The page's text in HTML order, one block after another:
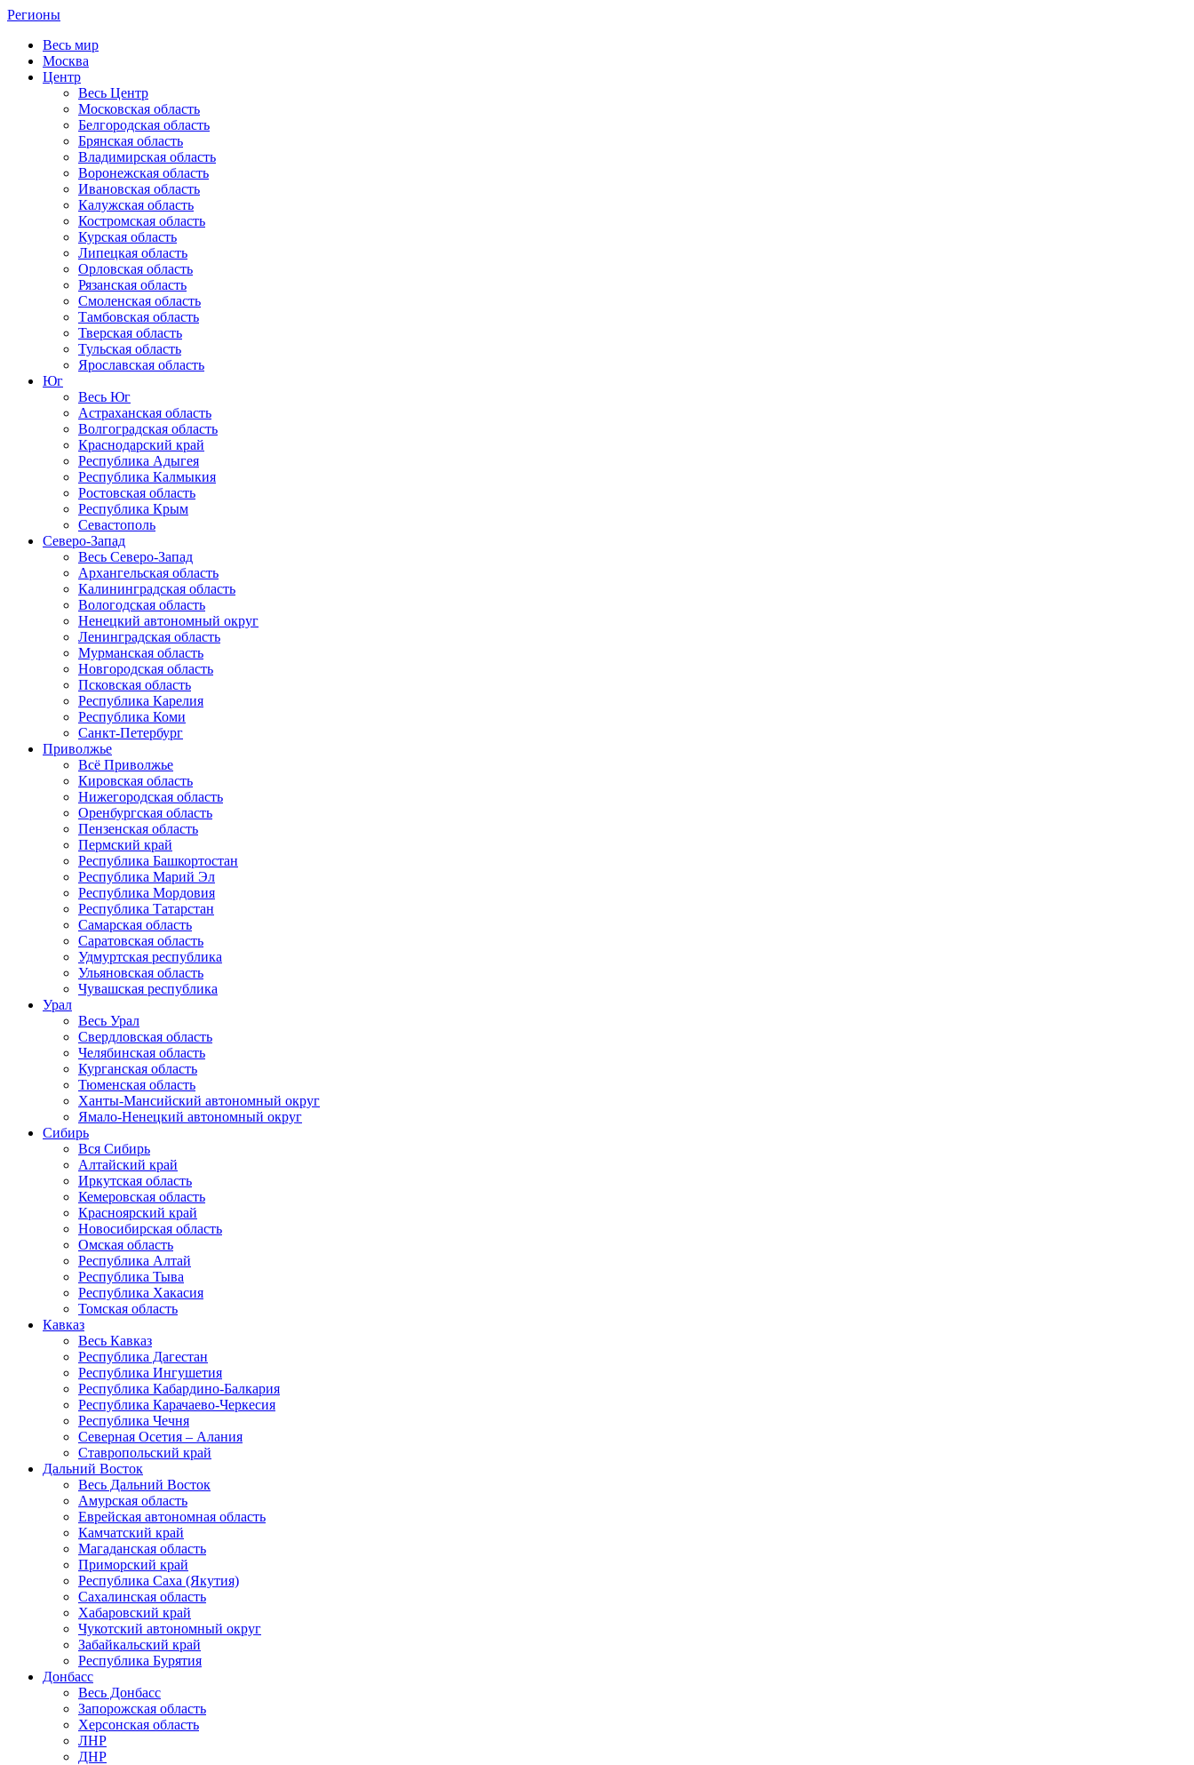
Регионы
Весь мир
Москва
Центр
Весь Центр
Московская область
Белгородская область
Брянская область
Владимирская область
Воронежская область
Ивановская область
Калужская область
Костромская область
Курская область
Липецкая область
Орловская область
Рязанская область
Смоленская область
Тамбовская область
Тверская область
Тульская область
Ярославская область
Юг
Весь Юг
Астраханская область
Волгоградская область
Краснодарский край
Республика Адыгея
Республика Калмыкия
Ростовская область
Республика Крым
Севастополь
Северо-Запад
Весь Северо-Запад
Архангельская область
Калининградская область
Вологодская область
Ненецкий автономный округ
Ленинградская область
Мурманская область
Новгородская область
Псковская область
Республика Карелия
Республика Коми
Санкт-Петербург
Приволжье
Всё Приволжье
Кировская область
Нижегородская область
Оренбургская область
Пензенская область
Пермский край
Республика Башкортостан
Республика Марий Эл
Республика Мордовия
Республика Татарстан
Самарская область
Саратовская область
Удмуртская республика
Ульяновская область
Чувашская республика
Урал
Весь Урал
Свердловская область
Челябинская область
Курганская область
Тюменская область
Ханты-Мансийский автономный округ
Ямало-Ненецкий автономный округ
Сибирь
Вся Сибирь
Алтайский край
Иркутская область
Кемеровская область
Красноярский край
Новосибирская область
Омская область
Республика Алтай
Республика Тыва
Республика Хакасия
Томская область
Кавказ
Весь Кавказ
Республика Дагестан
Республика Ингушетия
Республика Кабардино-Балкария
Республика Карачаево-Черкесия
Республика Чечня
Северная Осетия – Алания
Ставропольский край
Дальний Восток
Весь Дальний Восток
Амурская область
Еврейская автономная область
Камчатский край
Магаданская область
Приморский край
Республика Саха (Якутия)
Сахалинская область
Хабаровский край
Чукотский автономный округ
Забайкальский край
Республика Бурятия
Донбасс
Весь Донбасс
Запорожская область
Херсонская область
ЛНР
ДНР